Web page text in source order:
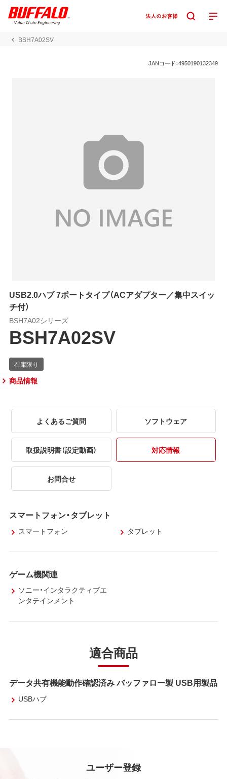
BSH7A02SV
JANコード：4950190132349
USB2.0ハブ 7ポートタイプ（ACアダプター／集中スイッ
チ付）
BSH7A02シリーズ
BSH7A02SV
商品情報
よくあるご質問 ソフトウェア
取扱説明書（設定動画） 対応情報
お問合せ
スマートフォン・タブレット
スマートフォン タブレット
ゲーム機関連
ソニー・インタラクティブエ
ンタテインメント
適合商品
データ共有機能動作確認済み バッファロー製 USB用製品
USBハブ
ユーザー登録